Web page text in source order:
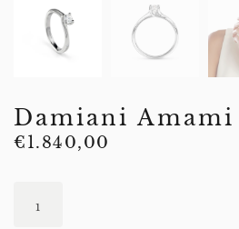
Damiani
€1.840,00
Amami